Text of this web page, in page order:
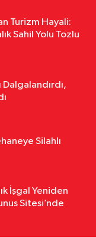
Turizm Hayali:
Sahil Yolu Tozlu
Silahlı
İşgal Yeniden
Sitesi’nde